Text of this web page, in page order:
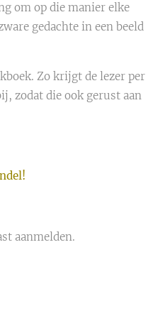
om op die manier elke
gedachte in een beeld
Zo krijgt de lezer per
zodat die ook gerust aan
aanmelden.